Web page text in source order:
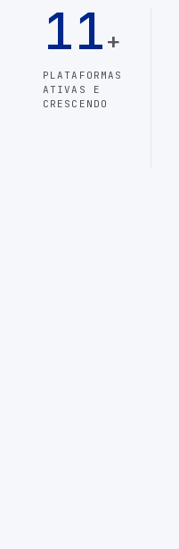
11 +
PLATAFORMAS
ATIVAS E
CRESCENDO